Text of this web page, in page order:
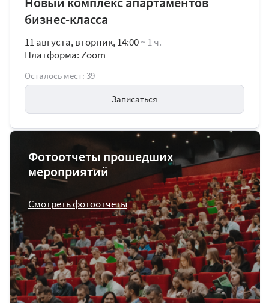
бизнес-класса
11 августа, вторник, 14:00~ 1 ч.
Платформа: Zoom
Осталось мест: 39
Записаться
Фотоотчеты прошедших
мероприятий
Смотреть фотоотчеты